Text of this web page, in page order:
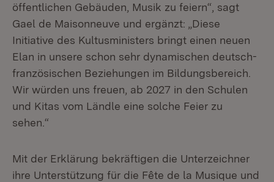
öffentlichen Gebäuden, Musik zu feiern“, sagt
Gael de Maisonneuve und ergänzt: „Diese
Initiative des Kultusministers bringt einen neuen
Elan in unsere schon sehr dynamischen deutsch-
französischen Beziehungen im Bildungsbereich.
Wir würden uns freuen, ab 2027 in den Schulen
und Kitas vom Ländle eine solche Feier zu
sehen.“
Mit der Erklärung bekräftigen die Unterzeichner
ihre Unterstützung für die Fête de la Musique und